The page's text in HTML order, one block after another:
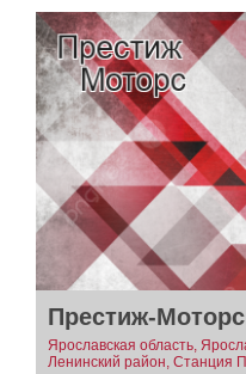
Престиж-Моторс
Ярославская область,
Ленинский район, Станция